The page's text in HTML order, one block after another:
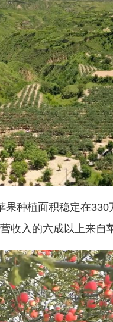
种植面积稳定在330
收入的六成以上来自